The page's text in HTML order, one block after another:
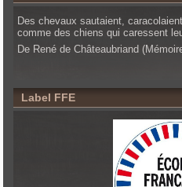
Des chevaux sautaient,
comme des chiens qui caressent
De René de Châteaubriand
Label FFE